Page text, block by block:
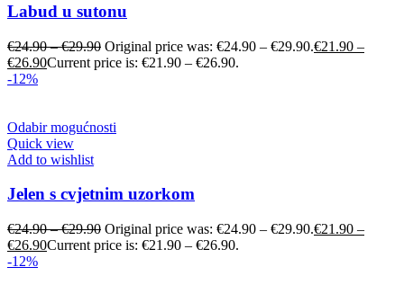
Labud u sutonu
€24.90–€29.90 Original price was: €24.90 – €29.90.€21.90 –
€26.90Current price is: €21.90 – €26.90.
-12%
Odabir mogućnosti
Quick view
Add to wishlist
Jelen s cvjetnim uzorkom
€24.90–€29.90 Original price was: €24.90 – €29.90.€21.90 –
€26.90Current price is: €21.90 – €26.90.
-12%